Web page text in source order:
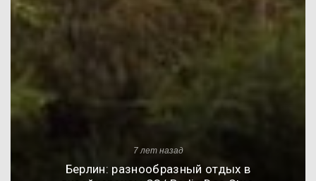
7 лет назад
Берлин: разнообразный отдых в